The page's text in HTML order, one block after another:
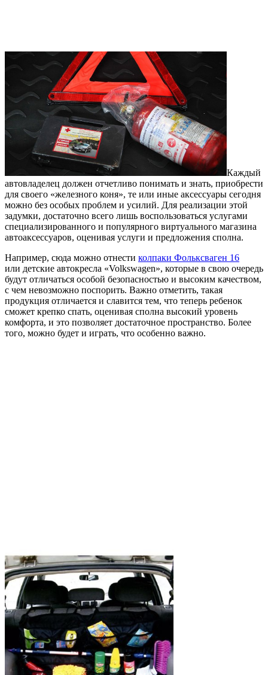
Каждый
автовладелец должен отчетливо понимать и знать, приобрести
для своего «железного коня», те или иные аксессуары сегодня
можно без особых проблем и усилий. Для реализации этой
задумки, достаточно всего лишь воспользоваться услугами
специализированного и популярного виртуального магазина
автоаксессуаров, оценивая услуги и предложения сполна.
Например, сюда можно отнести колпаки Фольксваген 16
или детские автокресла «Volkswagen», которые в свою очередь
будут отличаться особой безопасностью и высоким качеством,
с чем невозможно поспорить. Важно отметить, такая
продукция отличается и славится тем, что теперь ребенок
сможет крепко спать, оценивая сполна высокий уровень
комфорта, и это позволяет достаточное пространство. Более
того, можно будет и играть, что особенно важно.